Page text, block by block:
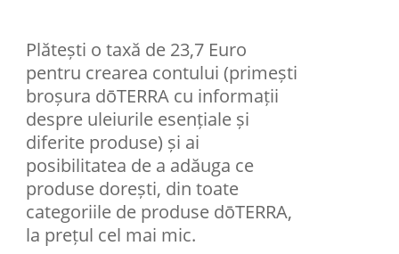
Plătești o taxă de 23,7 Euro
pentru crearea contului (primești
broșura dōTERRA cu informații
despre uleiurile esențiale și
diferite produse) și ai
posibilitatea de a adăuga ce
produse dorești, din toate
categoriile de produse dōTERRA,
la prețul cel mai mic.